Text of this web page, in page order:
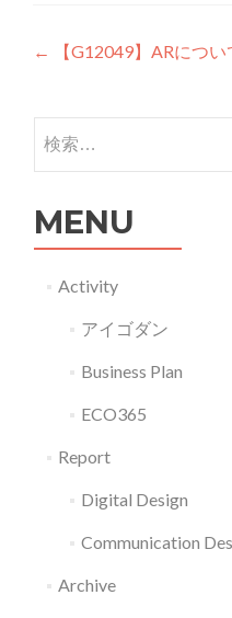
投稿ナビゲ
← 【G12049】ARについ
検索:
MENU
Activity
アイゴダン
Business Plan
ECO365
Report
Digital Design
Communication
Archive